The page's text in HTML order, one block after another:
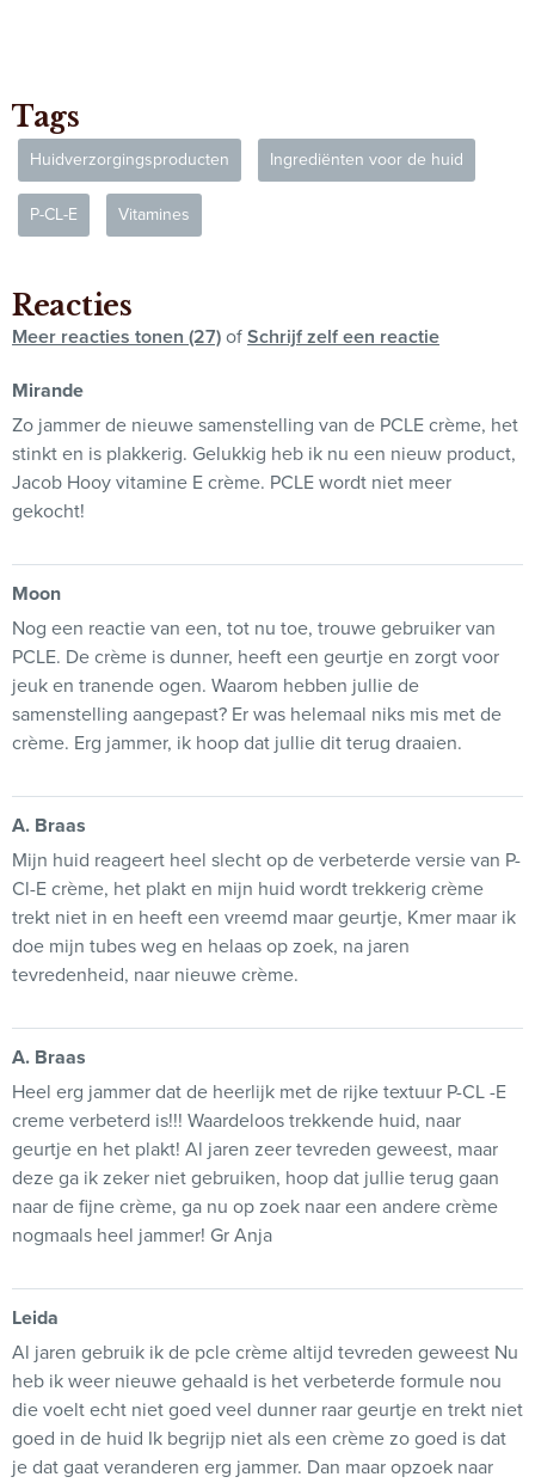
Tags
Huidverzorgingsproducten Ingrediënten voor de huid
P-CL-E Vitamines
Reacties
Meer reacties tonen (27)ofSchrijf zelf een reactie
Mirande
Zo jammer de nieuwe samenstelling van de PCLE crème, het
stinkt en is plakkerig. Gelukkig heb ik nu een nieuw product,
Jacob Hooy vitamine E crème. PCLE wordt niet meer
gekocht!
Moon
Nog een reactie van een, tot nu toe, trouwe gebruiker van
PCLE. De crème is dunner, heeft een geurtje en zorgt voor
jeuk en tranende ogen. Waarom hebben jullie de
samenstelling aangepast? Er was helemaal niks mis met de
crème. Erg jammer, ik hoop dat jullie dit terug draaien.
A. Braas
Mijn huid reageert heel slecht op de verbeterde versie van P-
Cl-E crème, het plakt en mijn huid wordt trekkerig crème
trekt niet in en heeft een vreemd maar geurtje, Kmer maar ik
doe mijn tubes weg en helaas op zoek, na jaren
tevredenheid, naar nieuwe crème.
A. Braas
Heel erg jammer dat de heerlijk met de rijke textuur P-CL -E
creme verbeterd is!!! Waardeloos trekkende huid, naar
geurtje en het plakt! Al jaren zeer tevreden geweest, maar
deze ga ik zeker niet gebruiken, hoop dat jullie terug gaan
naar de fijne crème, ga nu op zoek naar een andere crème
nogmaals heel jammer! Gr Anja
Leida
Al jaren gebruik ik de pcle crème altijd tevreden geweest Nu
heb ik weer nieuwe gehaald is het verbeterde formule nou
die voelt echt niet goed veel dunner raar geurtje en trekt niet
goed in de huid Ik begrijp niet als een crème zo goed is dat
je dat gaat veranderen erg jammer. Dan maar opzoek naar